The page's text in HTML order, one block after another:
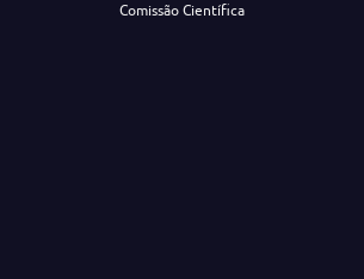
Comissão Científica